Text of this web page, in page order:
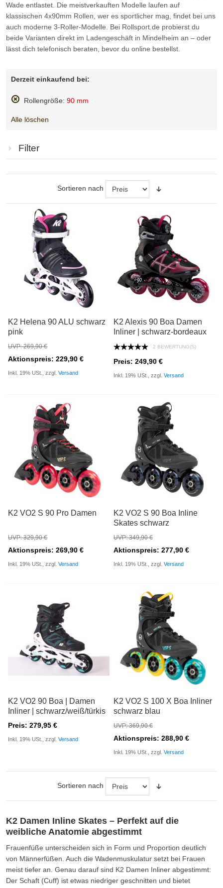
Wade entlastet. Die meistverkauften Modelle laufen auf
klassischen 4x90mm Rollen, wer es sportlicher mag, findet bei uns
auch moderne 3-Roller-Modelle. Bei Rollsport.de probierst du
beide Varianten direkt im Ladengeschäft in Mindelheim an – oder
lässt dich telefonisch beraten, bevor du online bestellst.
Derzeit einkaufend bei:
Rollengröße: 90 mm
Gegenstand
Alle löschen
Filter
Sortieren nach
K2 Helena 90 ALU schwarz
pink
UVP: 269,90 €
Aktionspreis: 229,90 €
Inkl. 19% USt., zzgl.Versand
K2 Alexis 90 Boa Damen
Inliner | schwarz-bordeaux
2 BEWERTUNG(S)
Preis: 249,90 €
Inkl. 19% USt., zzgl.Versand
K2 VO2 S 90 Pro Damen
UVP: 329,90 €
Aktionspreis: 269,90 €
Inkl. 19% USt., zzgl.Versand
K2 VO2 S 90 Boa Inline
Skates schwarz
UVP: 349,90 €
Aktionspreis: 277,90 €
Inkl. 19% USt., zzgl.Versand
K2 VO2 90 Boa | Damen
Inliner | schwarz/weiß/türkis
Preis: 279,95 €
Inkl. 19% USt., zzgl.Versand
K2 VO2 S 100 X Boa Inliner
schwarz blau
UVP: 369,90 €
Aktionspreis: 288,90 €
Inkl. 19% USt., zzgl.Versand
Sortieren nach
K2 Damen Inline Skates – Perfekt auf die
weibliche Anatomie abgestimmt
Frauenfüße unterscheiden sich in Form und Proportion deutlich
von Männerfüßen. Auch die Wadenmuskulatur setzt bei Frauen
meist tiefer an. Genau darauf sind K2 Damen Inliner abgestimmt:
Der Schaft (Cuff) ist etwas niedriger geschnitten und bietet